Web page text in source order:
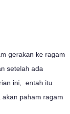
gerakan ke ragam
setelah ada
ini, entah itu
akan paham ragam